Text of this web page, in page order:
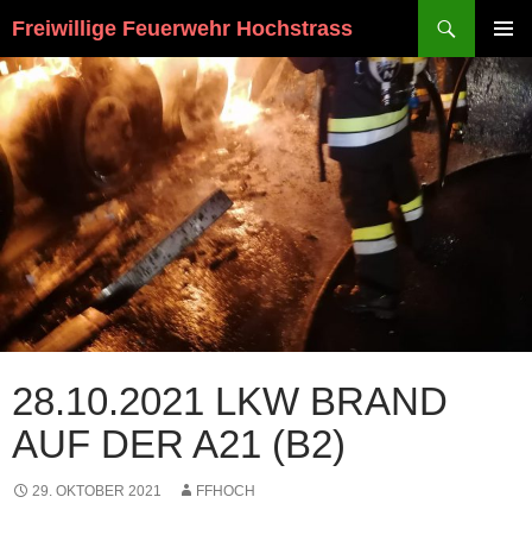
Freiwillige Feuerwehr Hochstrass
MENÜ
INHALT
SPRINGEN
28.10.2021 LKW BRAND
AUF DER A21 (B2)
29. OKTOBER 2021 FFHOCH